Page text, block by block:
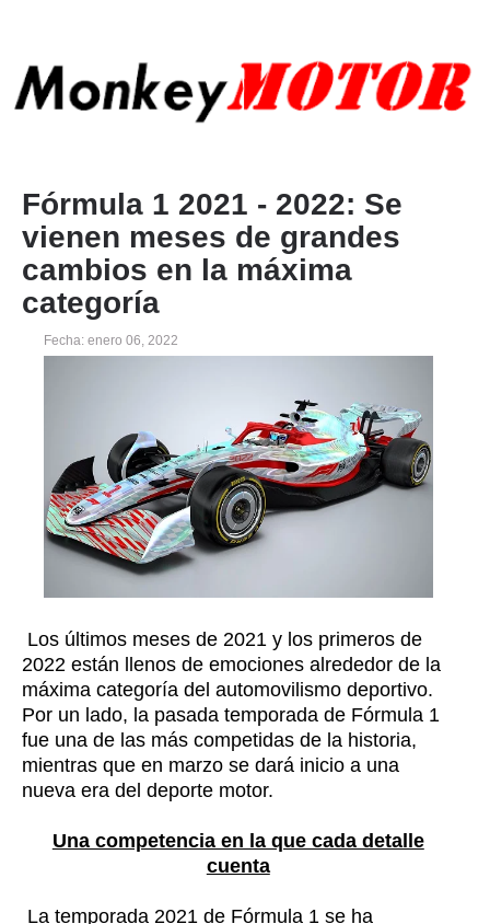
Fórmula 1 2021 - 2022: Se
vienen meses de grandes
cambios en la máxima
categoría
Fecha: enero 06, 2022
Los últimos meses de 2021 y los primeros de
2022 están llenos de emociones alrededor de la
máxima categoría del automovilismo deportivo.
Por un lado, la pasada temporada de Fórmula 1
fue una de las más competidas de la historia,
mientras que en marzo se dará inicio a una
nueva era del deporte motor.
Una competencia en la que cada detalle
cuenta
La temporada 2021 de Fórmula 1 se ha